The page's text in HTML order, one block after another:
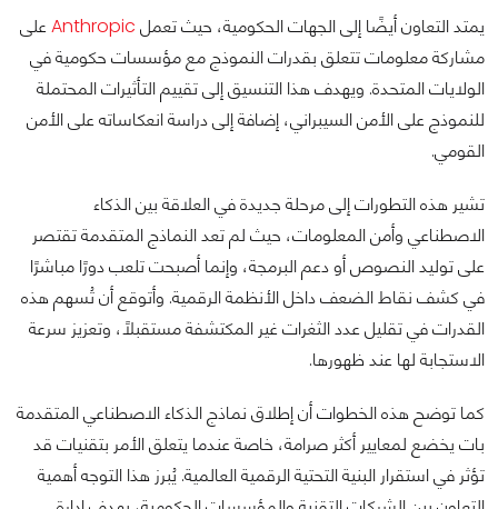
يمتد التعاون أيضًا إلى الجهات الحكومية، حيث تعمل Anthropicعلى
مشاركة معلومات تتعلق بقدرات النموذج مع مؤسسات حكومية في
الولايات المتحدة. ويهدف هذا التنسيق إلى تقييم التأثيرات المحتملة
للنموذج على الأمن السيبراني، إضافة إلى دراسة انعكاساته على الأمن
القومي.
تشير هذه التطورات إلى مرحلة جديدة في العلاقة بين الذكاء
الاصطناعي وأمن المعلومات، حيث لم تعد النماذج المتقدمة تقتصر
على توليد النصوص أو دعم البرمجة، وإنما أصبحت تلعب دورًا مباشرًا
في كشف نقاط الضعف داخل الأنظمة الرقمية. وأتوقع أن تُسهم هذه
القدرات في تقليل عدد الثغرات غير المكتشفة مستقبلًا، وتعزيز سرعة
الاستجابة لها عند ظهورها.
كما توضح هذه الخطوات أن إطلاق نماذج الذكاء الاصطناعي المتقدمة
بات يخضع لمعايير أكثر صرامة، خاصة عندما يتعلق الأمر بتقنيات قد
تؤثر في استقرار البنية التحتية الرقمية العالمية. يُبرز هذا التوجه أهمية